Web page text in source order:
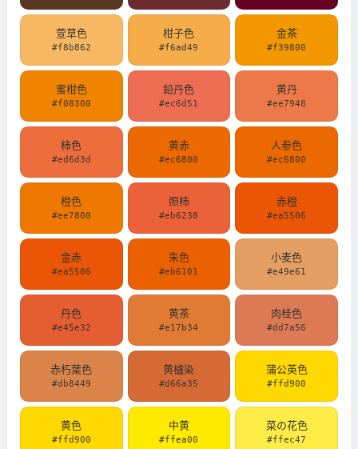
萱草色
#f8b862
柑子色
#f6ad49
金茶
#f39800
蜜柑色
#f08300
鉛丹色
#ec6d51
黄丹
#ee7948
柿色
#ed6d3d
黄赤
#ec6800
人参色
#ec6800
橙色
#ee7800
照柿
#eb6238
赤橙
#ea5506
金赤
#ea5506
朱色
#eb6101
小麦色
#e49e61
丹色
#e45e32
黄茶
#e17b34
肉桂色
#dd7a56
赤朽葉色
#db8449
黄櫨染
#d66a35
蒲公英色
#ffd900
黄色
#ffd900
中黄
#ffea00
菜の花色
#ffec47